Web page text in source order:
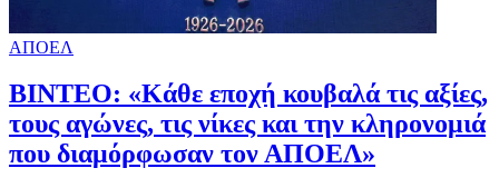
ΑΠΟΕΛ
ΒΙΝΤΕΟ: «Κάθε εποχή κουβαλά τις αξίες,
τους αγώνες, τις νίκες και την κληρονομιά
που διαμόρφωσαν τον ΑΠΟΕΛ»